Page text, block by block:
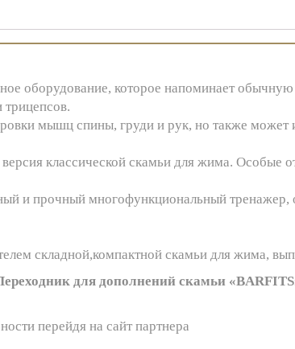
оборудование, которое напоминает
мышц спины, груди и рук, но также может
классической скамьи для жима. Особые
и прочный многофункциональный
складной,компактной скамьи для жима,
для дополнений скамьи
перейдя на сайт партнера